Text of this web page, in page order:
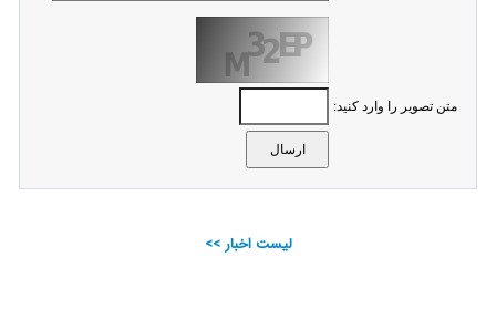
متن تصویر را وارد کنید:
لیست اخبار >>